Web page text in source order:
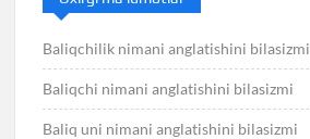
Baliqchilik nimani anglatishini bilasizmi
Baliqchi nimani anglatishini bilasizmi
Baliq uni nimani anglatishini bilasizmi